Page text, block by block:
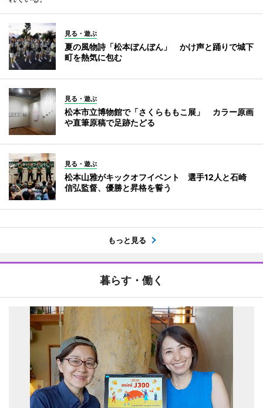
見る・遊ぶ
夏の風物詩「松本ぼんぼん」 かけ声と踊りで城下
町を熱気に包む
見る・遊ぶ
松本市立博物館で「さくらももこ展」 カラー原画
や直筆原稿で足跡たどる
見る・遊ぶ
松本山雅がキックオフイベント 選手12人と石崎
信弘監督、優勝と昇格を誓う
もっと見る
暮らす・働く